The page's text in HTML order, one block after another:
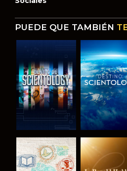
PUEDE QUE TAMBIÉN
EXPLORA LAS
EXPLORA